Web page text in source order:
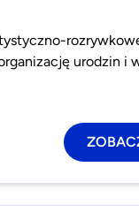
urodzin i